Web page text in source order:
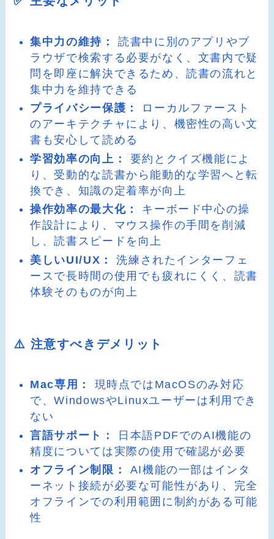
集中力の維持：
読書中に別のアプリやブ
ラウザで検索する必要がなく、文書内で疑
問を即座に解決できるため、読書の流れと
集中力を維持できる
プライバシー保護：
ローカルファースト
のアーキテクチャにより、機密性の高い文
書も安心して読める
学習効率の向上：
要約とクイズ機能によ
り、受動的な読書から能動的な学習へと転
換でき、知識の定着率が向上
操作効率の最大化：
キーボード中心の操
作設計により、マウス操作の手間を削減
し、読書スピードを向上
美しいUI/UX：
洗練されたインターフェ
ースで長時間の使用でも疲れにくく、読書
体験そのものが向上
⚠️ 注意すべきデメリット
Mac専用：
現時点ではMacOSのみ対応
で、WindowsやLinuxユーザーは利用でき
ない
言語サポート：
日本語PDFでのAI機能の
精度については実際の使用で確認が必要
オフライン制限：
AI機能の一部はインタ
ーネット接続が必要な可能性があり、完全
オフラインでの利用範囲に制約がある可能
性